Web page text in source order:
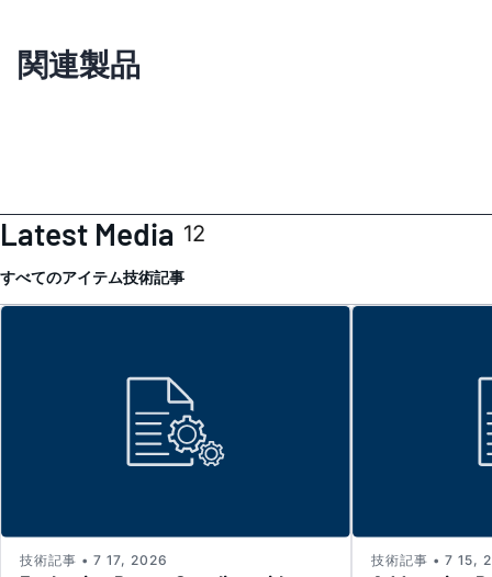
関連製品
Latest Media 12
すべてのアイテム技術記事
技術記事 • 7 17, 2026 技術記事 • 7 15,